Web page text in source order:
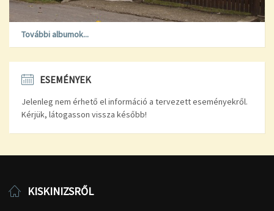
További albumok...
ESEMÉNYEK
Jelenleg nem érhető el információ a tervezett eseményekről.
Kérjük, látogasson vissza később!
KISKINIZSRŐL